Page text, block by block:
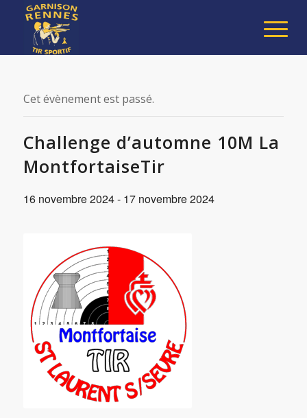
Cet évènement est passé.
Challenge d’automne 10M La
MontfortaiseTir
16 novembre 2024- 17 novembre 2024